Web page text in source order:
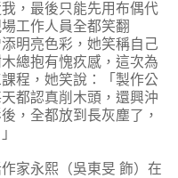
，最後只能先用布偶代
工作人員全都笑翻
明亮色彩，她笑稱自己
總抱有愧疚感，這次為
程，她笑說：「製作公
都認真削木頭，還興沖
，全都放到長灰塵了，
家永熙（吳東旻 飾）在